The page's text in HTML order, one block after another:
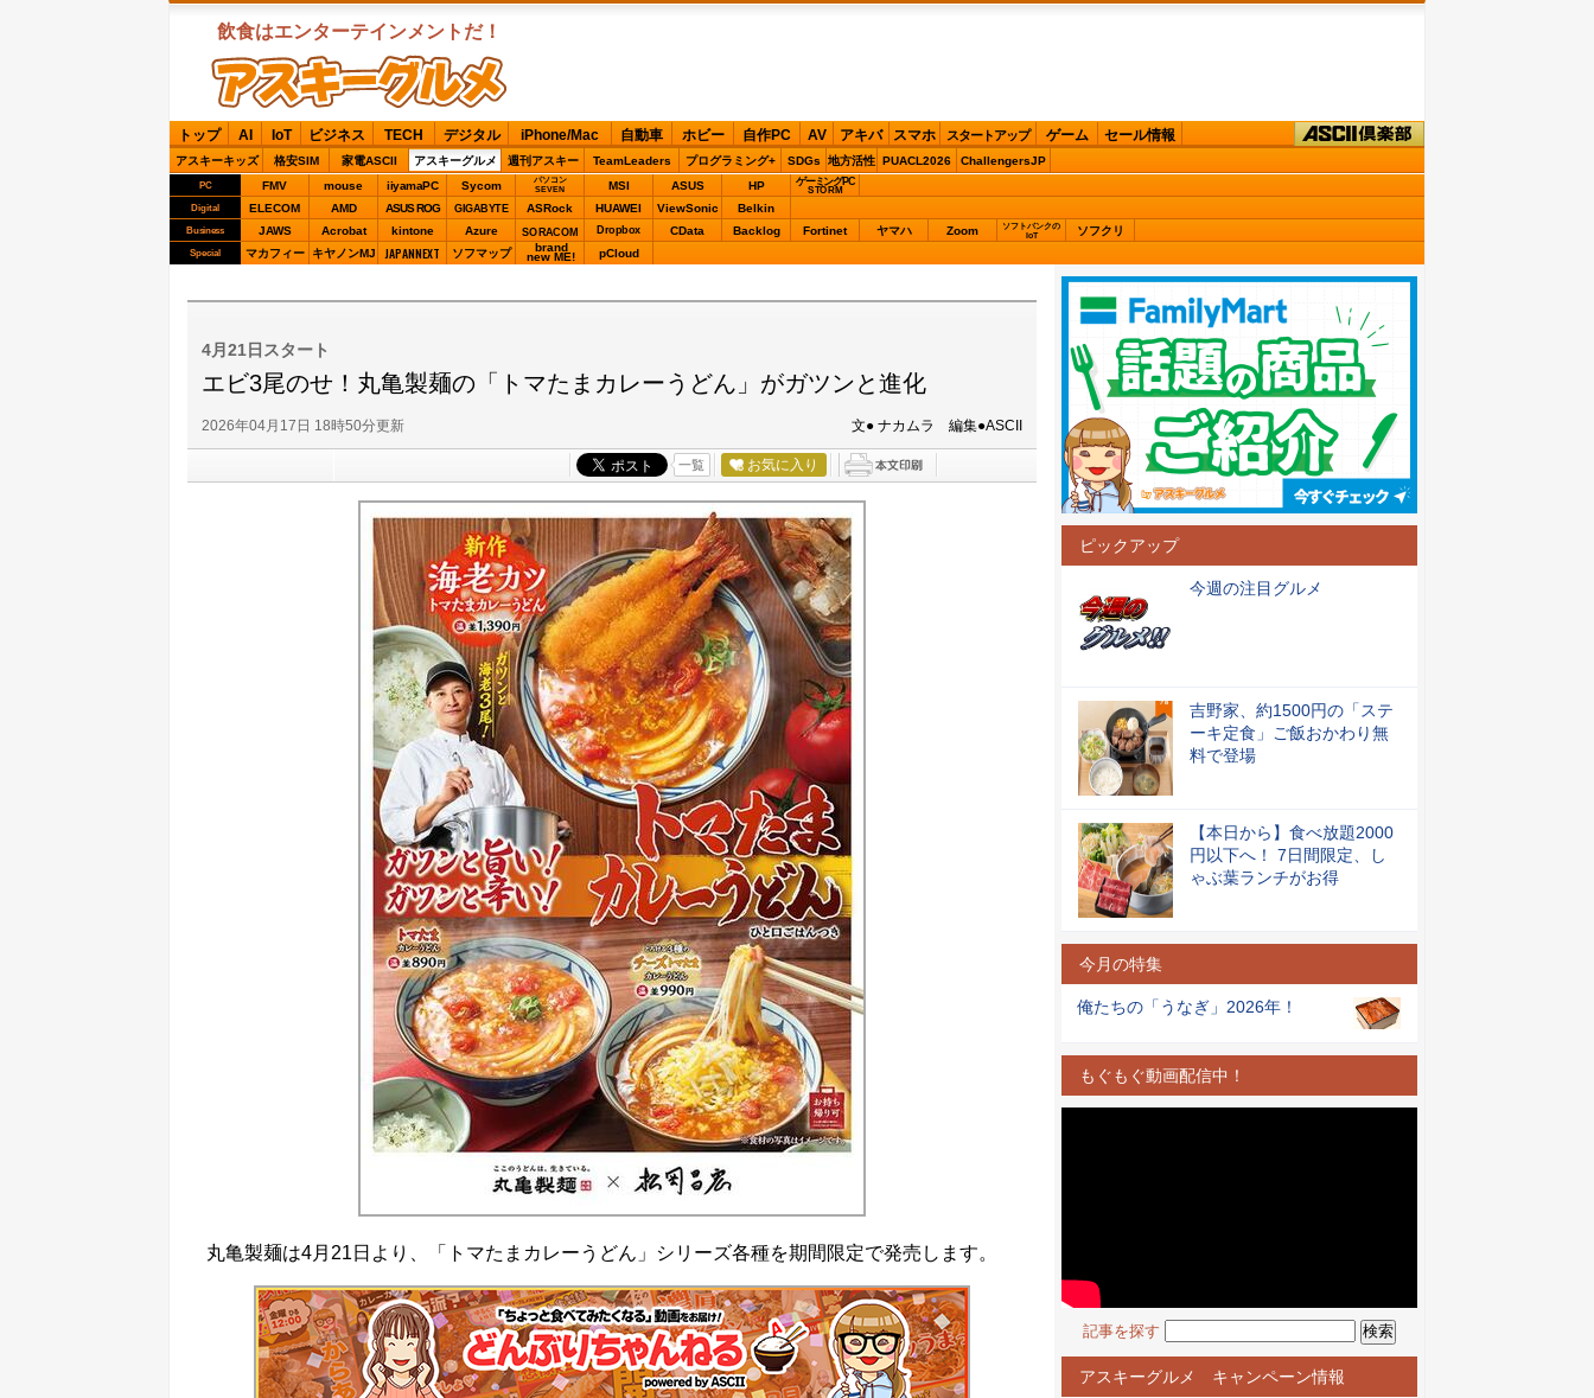
飲食はエンターテインメントだ！
ASCIIグルメ
トップ AI IoT ビジネス TECH デジタル iPhone/Mac 自動車 ホビー 自作PC AV アキバ スマホ スタートアップ ゲーム セール情報
アスキーキッズ 格安SIM 家電ASCII アスキーグルメ 週刊アスキー TeamLeaders プログラミング+ SDGs 地方活性 PUACL2026 ChallengersJP
PC FMV mouse iiyamaPC Sycom
パソコン
SEVEN
MSI ASUS HP ゲーミングPC
STORM
Digital ELECOM AMD ASUS ROG GIGABYTE ASRock HUAWEI ViewSonic Belkin
Business JAWS Acrobat kintone Azure SORACOM Dropbox CData Backlog Fortinet ヤマハ Zoom
ソフトバンクの
IoT
ソフクリ
Special マカフィー キヤノンMJ JAPANNEXT ソフマップ brand
new ME! pCloud
4月21日スタート
エビ3尾のせ！丸亀製麺の「トマたまカレーうどん」がガツンと進化
2026年04月17日 18時50分更新 文● ナカムラ 編集●ASCII
一覧 お気に入り
丸亀製麺は4月21日より、「トマたまカレーうどん」シリーズ各種を期間限定で発売します。
ピックアップ
今週の注目グルメ
吉野家、約1500円の「ステ
ーキ定食」ご飯おかわり無
料で登場
【本日から】食べ放題2000
円以下へ！ 7日間限定、し
ゃぶ葉ランチがお得
今月の特集
俺たちの「うなぎ」2026年！
もぐもぐ動画配信中！
記事を探す
アスキーグルメ キャンペーン情報